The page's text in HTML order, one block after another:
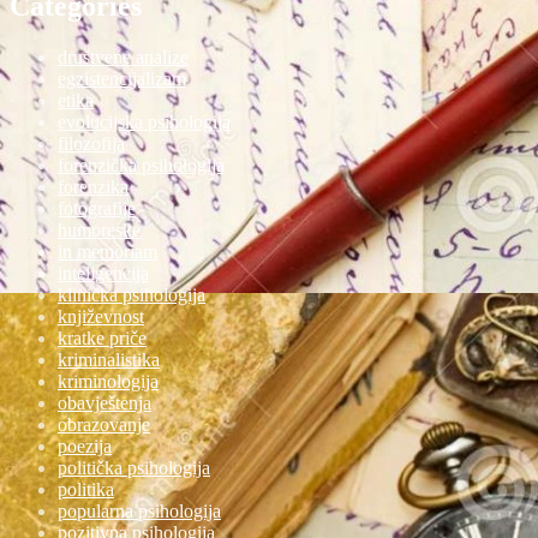
Categories
društvene analize
egzistencijalizam
etika
evolucijska psihologija
filozofija
forenzička psihologija
forenzika
fotografije
humoreske
in memoriam
inteligencija
klinička psihologija
književnost
kratke priče
kriminalistika
kriminologija
obavještenja
obrazovanje
poezija
politička psihologija
politika
popularna psihologija
pozitivna psihologija